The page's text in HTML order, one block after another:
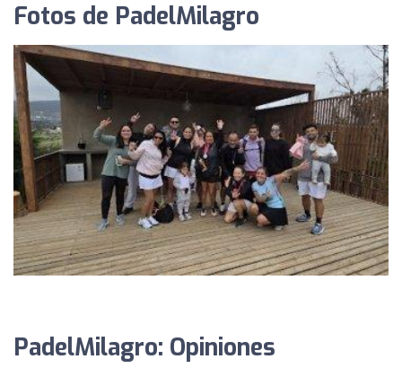
Fotos de PadelMilagro
PadelMilagro: Opiniones